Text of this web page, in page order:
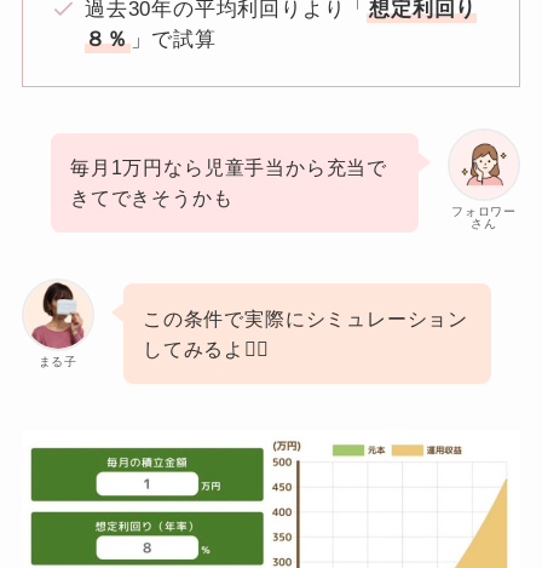
過去30年の平均利回りより「想定利回り
８％」で試算
フォロワー
さん
毎月1万円なら児童手当から充当で
きてできそうかも
まる子
この条件で実際にシミュレーション
してみるよ🙆‍♀️